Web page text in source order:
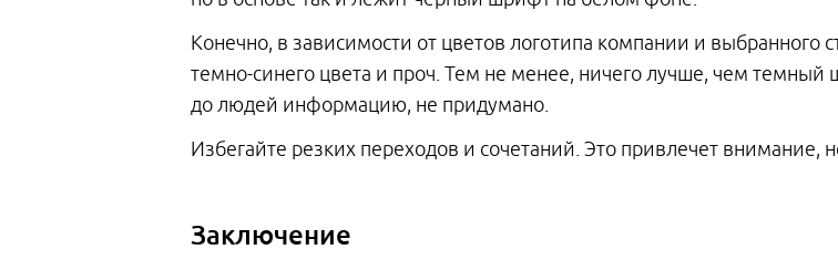
Конечно, в зависимости от цветов логотипа компании и выбранного
темно-синего цвета и проч. Тем не менее, ничего лучше, чем темный
до людей информацию, не придумано.
Избегайте резких переходов и сочетаний. Это привлечет внимание,
Заключение